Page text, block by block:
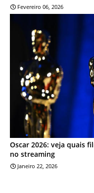
Fevereiro 06, 2026
CINEMA
Oscar 2026: veja quais
no streaming
Janeiro 22, 2026